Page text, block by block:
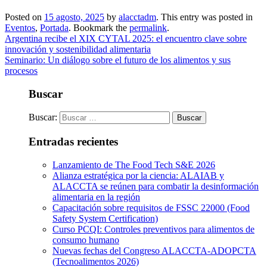
Posted on 15 agosto, 2025 by alacctadm. This entry was posted in
Eventos, Portada. Bookmark the permalink.
Argentina recibe el XIX CYTAL 2025: el encuentro clave sobre
innovación y sostenibilidad alimentaria
Seminario: Un diálogo sobre el futuro de los alimentos y sus
procesos
Buscar
Buscar:
Entradas recientes
Lanzamiento de The Food Tech S&E 2026
Alianza estratégica por la ciencia: ALAIAB y
ALACCTA se reúnen para combatir la desinformación
alimentaria en la región
Capacitación sobre requisitos de FSSC 22000 (Food
Safety System Certification)
Curso PCQI: Controles preventivos para alimentos de
consumo humano
Nuevas fechas del Congreso ALACCTA-ADOPCTA
(Tecnoalimentos 2026)